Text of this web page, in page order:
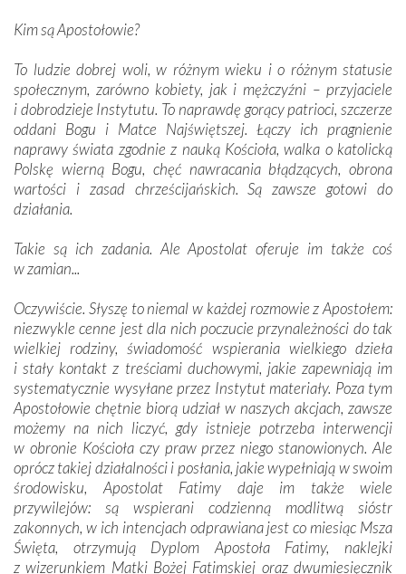
Kim są Apostołowie?
To ludzie dobrej woli, w różnym wieku i o różnym statusie
społecznym, zarówno kobiety, jak i mężczyźni – przyjaciele
i dobrodzieje Instytutu. To naprawdę gorący patrioci, szczerze
oddani Bogu i Matce Najświętszej. Łączy ich pragnienie
naprawy świata zgodnie z nauką Kościoła, walka o katolicką
Polskę wierną Bogu, chęć nawracania błądzących, obrona
wartości i zasad chrześcijańskich. Są zawsze gotowi do
działania.
Takie są ich zadania. Ale Apostolat oferuje im także coś
w zamian...
Oczywiście. Słyszę to niemal w każdej rozmowie z Apostołem:
niezwykle cenne jest dla nich poczucie przynależności do tak
wielkiej rodziny, świadomość wspierania wielkiego dzieła
i stały kontakt z treściami duchowymi, jakie zapewniają im
systematycznie wysyłane przez Instytut materiały. Poza tym
Apostołowie chętnie biorą udział w naszych akcjach, zawsze
możemy na nich liczyć, gdy istnieje potrzeba interwencji
w obronie Kościoła czy praw przez niego stanowionych. Ale
oprócz takiej działalności i posłania, jakie wypełniają w swoim
środowisku, Apostolat Fatimy daje im także wiele
przywilejów: są wspierani codzienną modlitwą sióstr
zakonnych, w ich intencjach odprawiana jest co miesiąc Msza
Święta, otrzymują Dyplom Apostoła Fatimy, naklejki
z wizerunkiem Matki Bożej Fatimskiej oraz dwumiesięcznik